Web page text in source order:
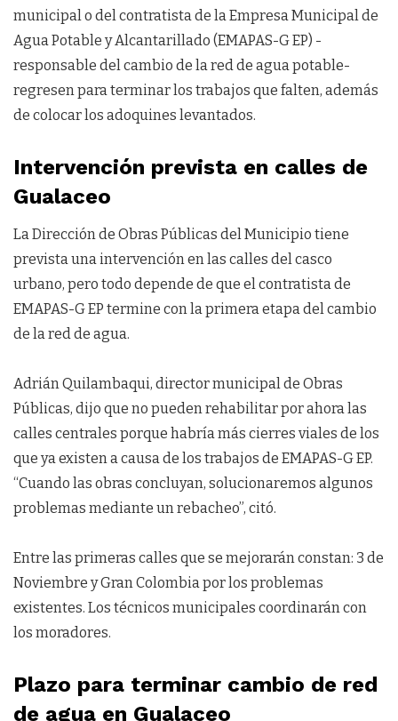
municipal o del contratista de la Empresa Municipal de
Agua Potable y Alcantarillado (EMAPAS-G EP) -
responsable del cambio de la red de agua potable-
regresen para terminar los trabajos que falten, además
de colocar los adoquines levantados.
Intervención prevista en calles de
Gualaceo
La Dirección de Obras Públicas del Municipio tiene
prevista una intervención en las calles del casco
urbano, pero todo depende de que el contratista de
EMAPAS-G EP termine con la primera etapa del cambio
de la red de agua.
Adrián Quilambaqui, director municipal de Obras
Públicas, dijo que no pueden rehabilitar por ahora las
calles centrales porque habría más cierres viales de los
que ya existen a causa de los trabajos de EMAPAS-G EP.
“Cuando las obras concluyan, solucionaremos algunos
problemas mediante un rebacheo”, citó.
Entre las primeras calles que se mejorarán constan: 3 de
Noviembre y Gran Colombia por los problemas
existentes. Los técnicos municipales coordinarán con
los moradores.
Plazo para terminar cambio de red
de agua en Gualaceo